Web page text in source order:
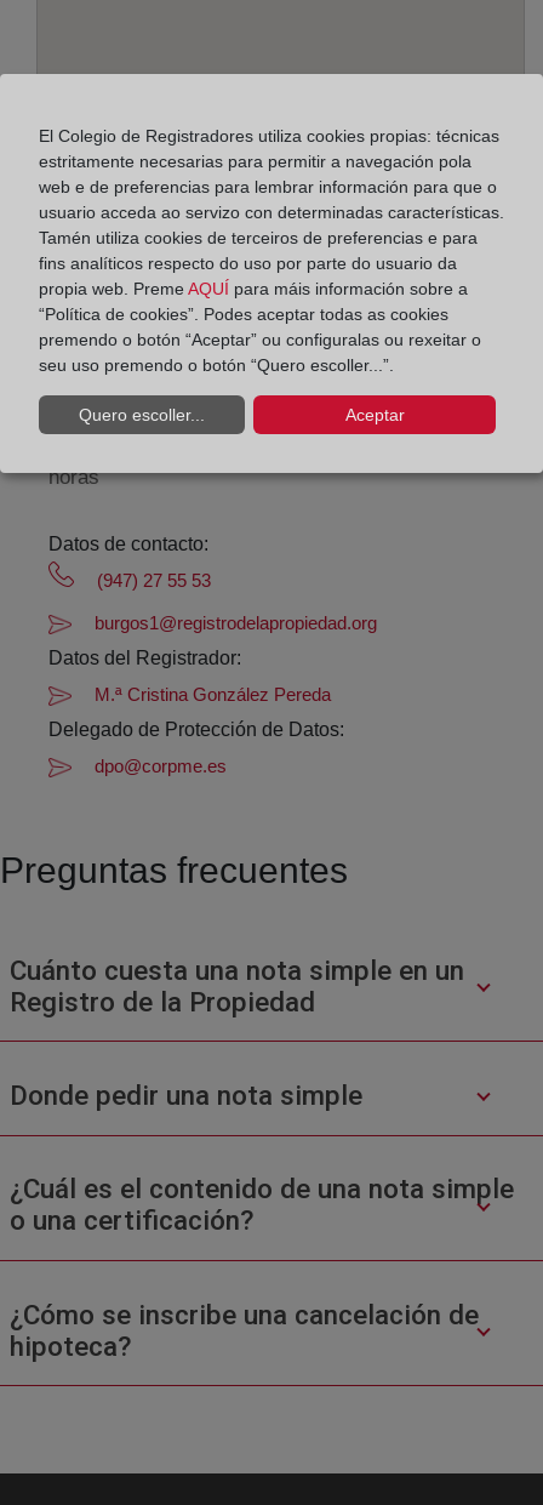
Enderezo:
Ana Lopidana, 8 - 7º, 9005
Horario:
Agosto: De lunes a viernes de 09:00 a 14:00 horas
horas
Datos de contacto:
(947) 27 55 53
burgos1@registrodelapropiedad.org
Datos del Registrador:
M.ª Cristina González Pereda
Delegado de Protección de Datos:
dpo@corpme.es
Preguntas frecuentes
Cuánto cuesta una nota simple en un
Registro de la Propiedad
Donde pedir una nota simple
¿Cuál es el contenido de una nota simple
o una certificación?
¿Cómo se inscribe una cancelación de
hipoteca?
El Colegio de Registradores utiliza cookies propias: técnicas
estritamente necesarias para permitir a navegación pola
web e de preferencias para lembrar información para que o
usuario acceda ao servizo con determinadas características.
Tamén utiliza cookies de terceiros de preferencias e para
fins analíticos respecto do uso por parte do usuario da
propia web. Preme AQUÍ para máis información sobre a
“Política de cookies”. Podes aceptar todas as cookies
premendo o botón “Aceptar” ou configuralas ou rexeitar o
seu uso premendo o botón “Quero escoller...”.
Quero escoller... Aceptar